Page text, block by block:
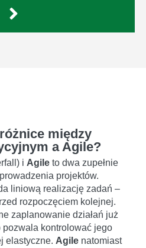
między
a Agile?
i Agile to dwa zupełnie
projektów.
liniową realizację zadań –
rozpoczęciem kolejnej.
zaplanowanie działań już
pozwala kontrolować jego
elastyczne. Agile natomiast